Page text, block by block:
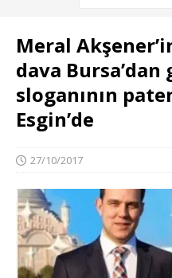
Meral
dava
sloganının
Esgin’de
27/10/2017